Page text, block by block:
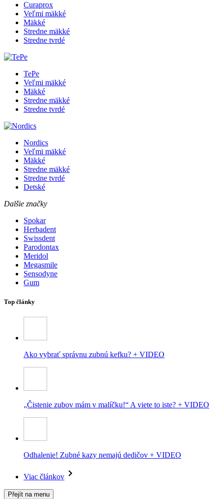
Curaprox
Veľmi mäkké
Mäkké
Stredne mäkké
Stredne tvrdé
TePe
Veľmi mäkké
Mäkké
Stredne mäkké
Stredne tvrdé
Nordics
Veľmi mäkké
Mäkké
Stredne mäkké
Stredne tvrdé
Detské
Dalšie značky
Spokar
Herbadent
Swissdent
Parodontax
Meridol
Megasmile
Sensodyne
Gum
Top články
Ako vybrať správnu zubnú kefku? + VIDEO
„Čistenie zubov mám v malíčku!“ A viete to iste? + VIDEO
Odhalenie! Zubné kazy nemajú dedičov + VIDEO
Viac článkov
Přejít na menu